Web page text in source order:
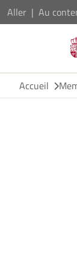
Aller Au
Accueil